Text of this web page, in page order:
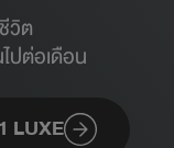
วิต
ปต่อเดือน​
LUXE